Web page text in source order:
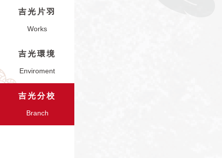
吉光片羽
Works
吉光環境
Enviroment
吉光分校
Branch